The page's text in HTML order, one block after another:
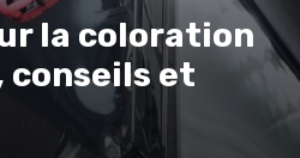
la coloration
conseils et